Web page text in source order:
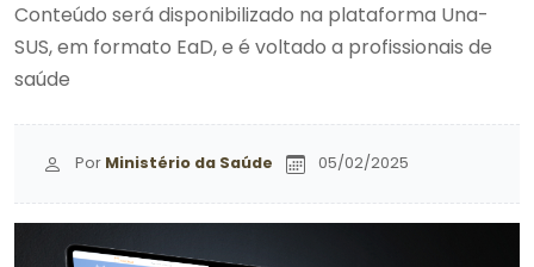
Conteúdo será disponibilizado na plataforma Una-
SUS, em formato EaD, e é voltado a profissionais de
saúde
Por Ministério da Saúde 05/02/2025